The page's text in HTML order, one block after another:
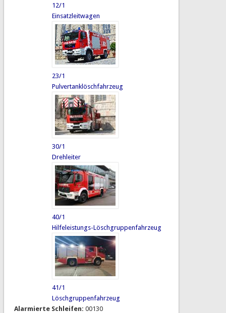
12/1
Einsatzleitwagen
23/1
Pulvertanklöschfahrzeug
30/1
Drehleiter
40/1
Hilfeleistungs-Löschgruppenfahrzeug
41/1
Löschgruppenfahrzeug
Alarmierte Schleifen: 00130